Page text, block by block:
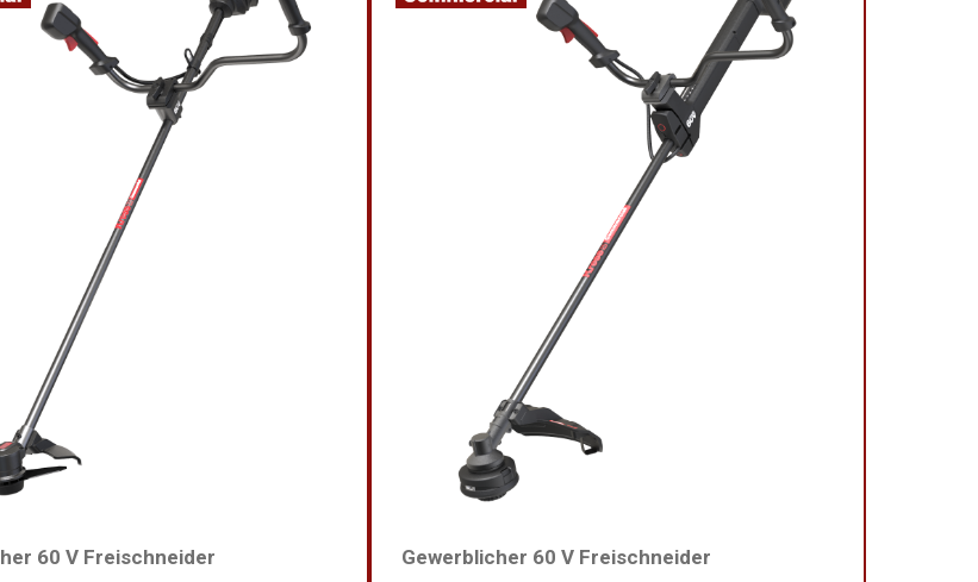
60 V Freischneider Gewerblicher 60 V Freischneider